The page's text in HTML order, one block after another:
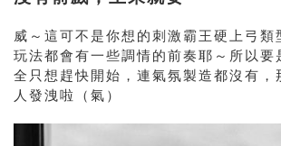
威～這可不是你想的刺激霸王硬上弓類
玩法都會有一些調情的前奏耶～所以要
全只想趕快開始，連氣氛製造都沒有，
人發洩啦（氣）